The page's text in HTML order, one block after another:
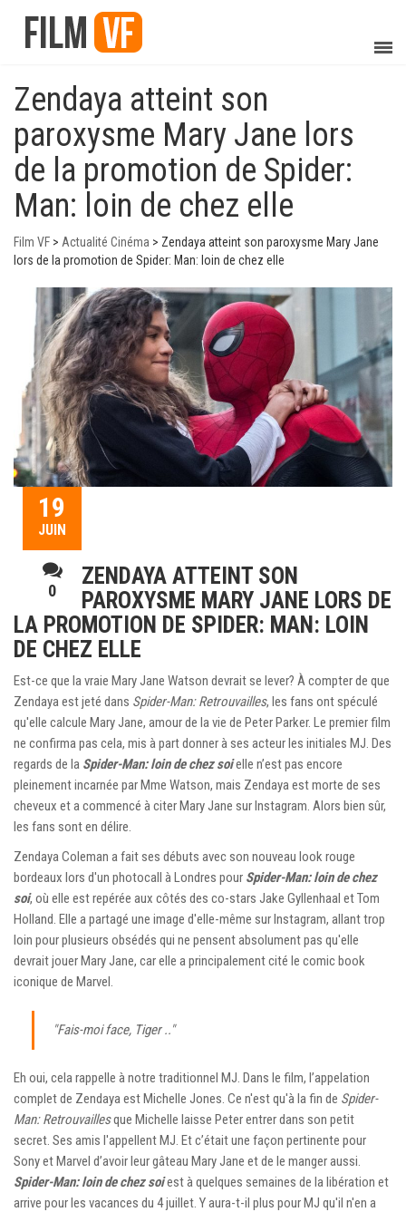
Zendaya atteint son
paroxysme Mary Jane lors
de la promotion de Spider:
Man: loin de chez elle
Film VF > Actualité Cinéma > Zendaya atteint son paroxysme Mary Jane
lors de la promotion de Spider: Man: loin de chez elle
19
JUIN
0
ZENDAYA ATTEINT SON
PAROXYSME MARY JANE LORS DE
LA PROMOTION DE SPIDER: MAN: LOIN
DE CHEZ ELLE
Est-ce que la vraie Mary Jane Watson devrait se lever? À compter de que
Zendaya est jeté dans Spider-Man: Retrouvailles, les fans ont spéculé
qu'elle calcule Mary Jane, amour de la vie de Peter Parker. Le premier film
ne confirma pas cela, mis à part donner à ses acteur les initiales MJ. Des
regards de la Spider-Man: loin de chez soielle n’est pas encore
pleinement incarnée par Mme Watson, mais Zendaya est morte de ses
cheveux et a commencé à citer Mary Jane sur Instagram. Alors bien sûr,
les fans sont en délire.
Zendaya Coleman a fait ses débuts avec son nouveau look rouge
bordeaux lors d'un photocall à Londres pour Spider-Man: loin de chez
soi, où elle est repérée aux côtés des co-stars Jake Gyllenhaal et Tom
Holland. Elle a partagé une image d'elle-même sur Instagram, allant trop
loin pour plusieurs obsédés qui ne pensent absolument pas qu'elle
devrait jouer Mary Jane, car elle a principalement cité le comic book
iconique de Marvel.
"Fais-moi face, Tiger .."
Eh oui, cela rappelle à notre traditionnel MJ. Dans le film, l’appelation
complet de Zendaya est Michelle Jones. Ce n'est qu'à la fin de Spider-
Man: Retrouvaillesque Michelle laisse Peter entrer dans son petit
secret. Ses amis l'appellent MJ. Et c’était une façon pertinente pour
Sony et Marvel d’avoir leur gâteau Mary Jane et de le manger aussi.
Spider-Man: loin de chez soiest à quelques semaines de la libération et
arrive pour les vacances du 4 juillet. Y aura-t-il plus pour MJ qu'il n'en a